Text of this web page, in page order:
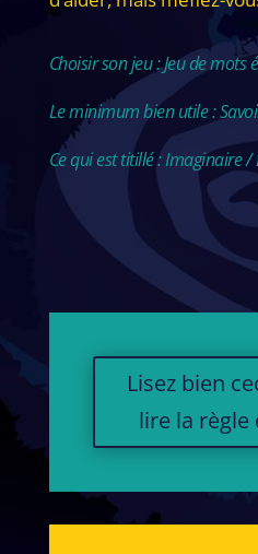
Choisir son jeu : Jeu de mots
Le minimum bien utile :
Ce qui est titillé : Imaginaire
Lisez bien
lire la règle